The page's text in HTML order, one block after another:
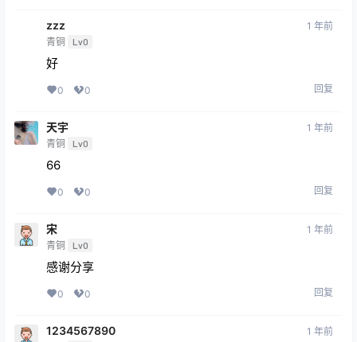
zzz
青铜 Lv0
1 年前
好
0 0 回复
天宇
青铜 Lv0
1 年前
66
0 0 回复
宋
青铜 Lv0
1 年前
感谢分享
0 0 回复
1234567890 1 年前